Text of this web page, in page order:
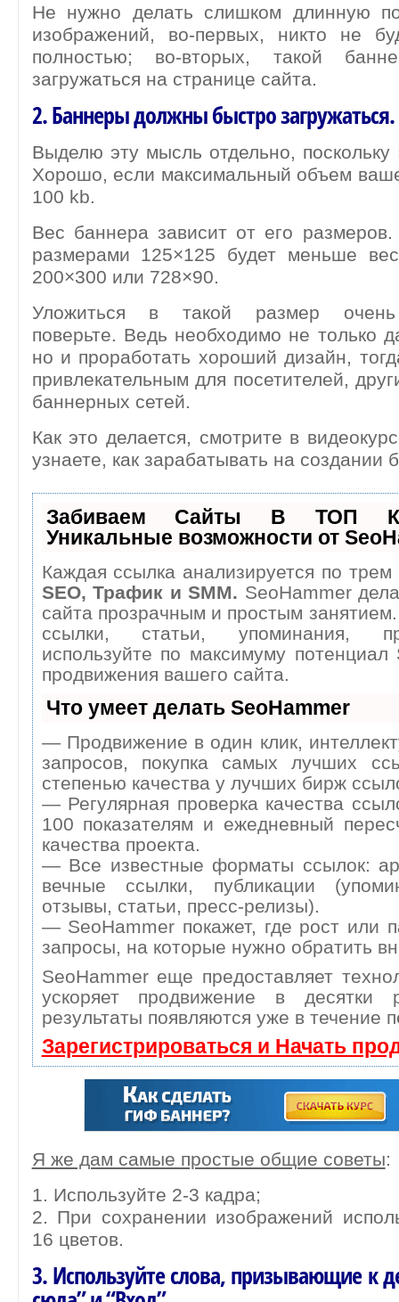
Не нужно делать слишком длинную
изображений, во-первых, никто не
полностью; во-вторых, такой
загружаться на странице сайта.
2. Баннеры должны быстро загружаться.
Выделю эту мысль отдельно,
Хорошо, если максимальный объем
100 kb.
Вес баннера зависит от его
размерами 125×125 будет меньше
200×300 или 728×90.
Уложиться в такой размер
поверьте. Ведь необходимо не только
но и проработать хороший дизайн,
привлекательным для посетителей,
баннерных сетей.
Как это делается, смотрите в
узнаете, как зарабатывать на создании
Забиваем Сайты В ТОП
Уникальные возможности от
Каждая ссылка анализируется по трем
SEO, Трафик и SMM. SeoHammer
сайта прозрачным и простым
ссылки, статьи, упоминания,
используйте по максимуму потенциал
продвижения вашего сайта.
Что умеет делать SeoHammer
— Продвижение в один клик,
запросов, покупка самых лучших
степенью качества у лучших бирж
— Регулярная проверка качества
100 показателям и ежедневный
качества проекта.
— Все известные форматы ссылок:
вечные ссылки, публикации
отзывы, статьи, пресс-релизы).
— SeoHammer покажет, где рост или
запросы, на которые нужно обратить
SeoHammer еще предоставляет
ускоряет продвижение в
результаты появляются уже в течение
Зарегистрироваться и Начать
Я же дам самые простые общие советы:
1. Используйте 2-3 кадра;
2. При сохранении изображений
16 цветов.
3. Используйте слова, призывающие к